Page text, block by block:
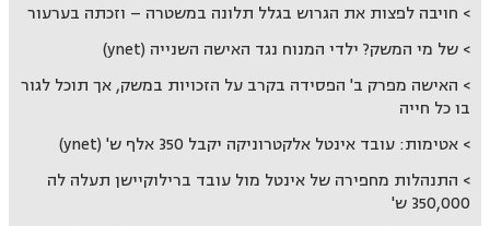
חויבה לפצות את הגרוש בגלל תלונה במשטרה – וזכתה בערעור
של מי המשק? ילדי המנוח נגד האישה השנייה (ynet)
האישה מפרק ב' הפסידה בקרב על הזכויות במשק, אך תוכל לגור
בו כל חייה
אטימות: עובד אינטל אלקטרוניקה יקבל 350 אלף ש' (ynet)
התנהלות מחפירה של אינטל מול עובד ברילוקיישן תעלה לה
350,000 ש'